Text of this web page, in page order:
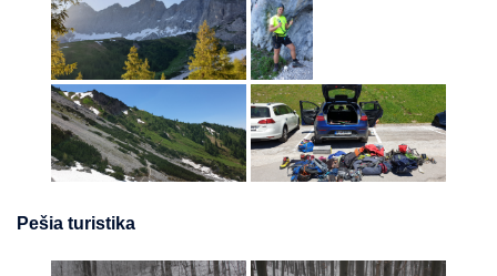
Pešia turistika